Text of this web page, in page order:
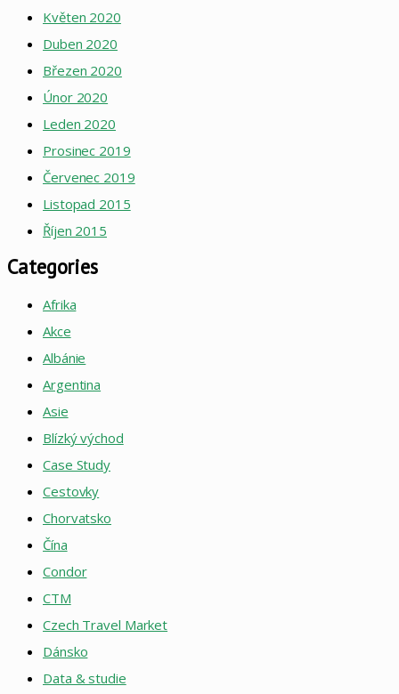
Květen 2020
Duben 2020
Březen 2020
Únor 2020
Leden 2020
Prosinec 2019
Červenec 2019
Listopad 2015
Říjen 2015
Categories
Afrika
Akce
Albánie
Argentina
Asie
Blízký východ
Case Study
Cestovky
Chorvatsko
Čína
Condor
CTM
Czech Travel Market
Dánsko
Data & studie